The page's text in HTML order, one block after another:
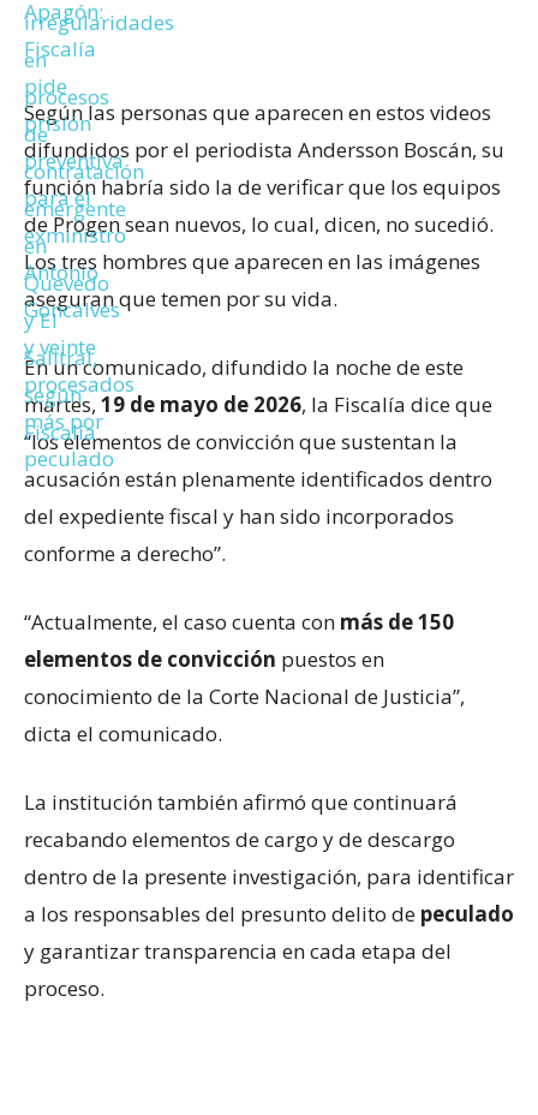
Según las personas que aparecen en estos videos
difundidos por el periodista Andersson Boscán, su
función habría sido la de verificar que los equipos
de Progen sean nuevos, lo cual, dicen, no sucedió.
Los tres hombres que aparecen en las imágenes
aseguran que temen por su vida.
En un comunicado, difundido la noche de este
martes, 19 de mayo de 2026, la Fiscalía dice que
“los elementos de convicción que sustentan la
acusación están plenamente identificados dentro
del expediente fiscal y han sido incorporados
conforme a derecho”.
“Actualmente, el caso cuenta con más de 150
elementos de convicción puestos en
conocimiento de la Corte Nacional de Justicia”,
dicta el comunicado.
La institución también afirmó que continuará
recabando elementos de cargo y de descargo
dentro de la presente investigación, para identificar
a los responsables del presunto delito de peculado
y garantizar transparencia en cada etapa del
proceso.